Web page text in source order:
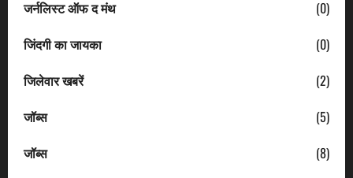
जर्नलिस्ट ऑफ द मंथ
(0)
जिंदगी का जायका
(0)
जिलेवार खबरें
(2)
जॉब्स
(5)
जॉब्स
(8)